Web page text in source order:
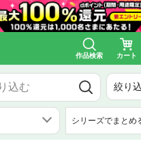
作品検索 カート
絞り
シリーズでまとめ